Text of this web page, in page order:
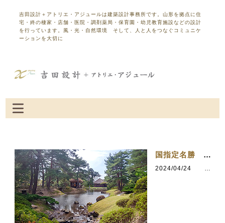
吉田設計＋アトリエ・アジュールは建築設計事務所です。山形を拠点に住
宅・終の棲家・店舗・医院・調剤薬局・保育園・幼児教育施設などの設計
を行っています。風・光・自然環境 そして、人と人をつなぐコミュニケ
ーションを大切に
国指定名勝 会津松平氏庭園 御薬園
2024/04/24